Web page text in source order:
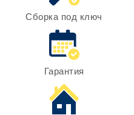
Сборка под ключ
Гарантия